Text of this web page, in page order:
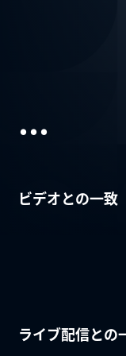
...
ビデオとの一致
ライブ配信との